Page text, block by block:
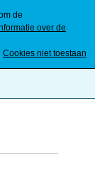
de
over de
Cookies niet toestaan